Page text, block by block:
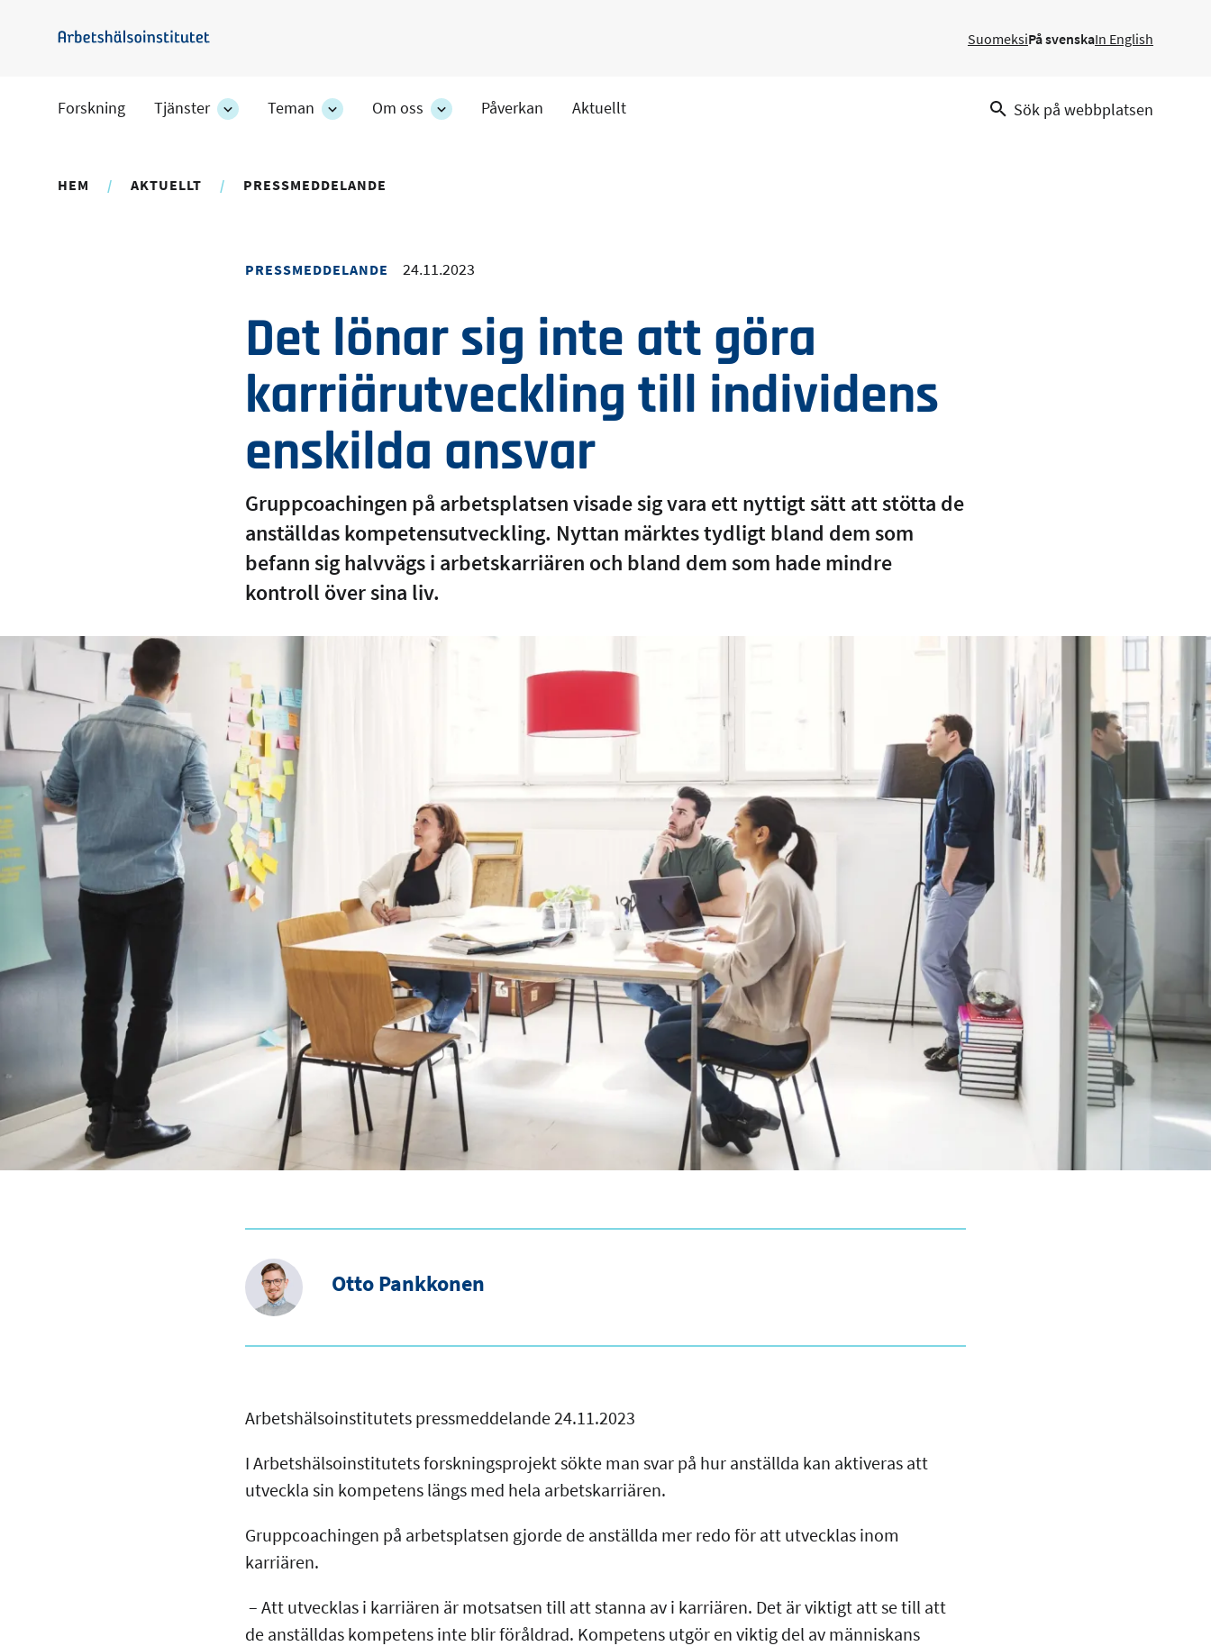
Arbetshälsoinstitutet
SuomeksiPå svenskaIn English
Forskning Tjänster
TjänsterTeman
TemanOm oss
Om
Påverkan Aktuellt Sök på webbplatsen
HEM AKTUELLT PRESSMEDDELANDE
PRESSMEDDELANDE 24.11.2023
Det lönar sig inte att göra
karriärutveckling till individens
enskilda ansvar
Gruppcoachingen på arbetsplatsen visade sig vara ett nyttigt sätt att stötta de
anställdas kompetensutveckling. Nyttan märktes tydligt bland dem som
befann sig halvvägs i arbetskarriären och bland dem som hade mindre
kontroll över sina liv.
Otto Pankkonen
Arbetshälsoinstitutets pressmeddelande 24.11.2023
I Arbetshälsoinstitutets forskningsprojekt sökte man svar på hur anställda kan aktiveras att
utveckla sin kompetens längs med hela arbetskarriären.
Gruppcoachingen på arbetsplatsen gjorde de anställda mer redo för att utvecklas inom
karriären.
– Att utvecklas i karriären är motsatsen till att stanna av i karriären. Det är viktigt att se till att
de anställdas kompetens inte blir föråldrad. Kompetens utgör en viktig del av människans